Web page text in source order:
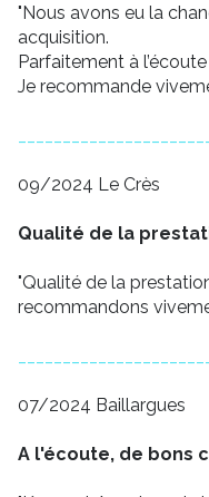
"Nous avons eu la
acquisition.
Parfaitement à
Je recommande
09/2024 Le Crès
Qualité de la
"Qualité de la
recommandons
07/2024 Baillargues
A l'écoute, de bons